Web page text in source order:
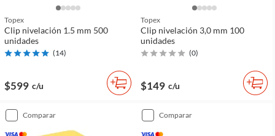
Topex
Clip nivelación 1.5 mm 500
unidades
(14)
$599 c/u
Topex
Clip nivelación 3,0 mm 100
unidades
(0)
$149 c/u
comparar comparar